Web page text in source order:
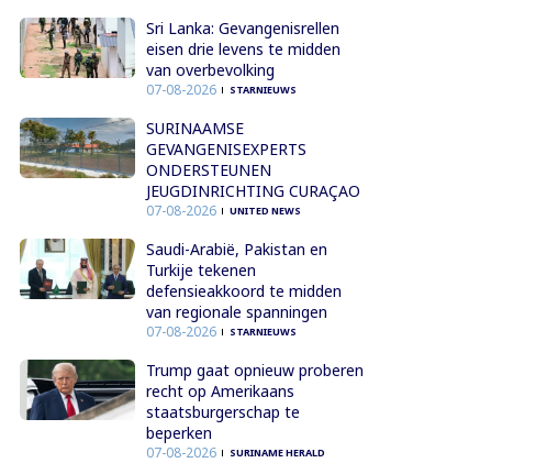
Sri Lanka: Gevangenisrellen
eisen drie levens te midden
van overbevolking
07-08-2026 STARNIEUWS
SURINAAMSE
GEVANGENISEXPERTS
ONDERSTEUNEN
JEUGDINRICHTING CURAÇAO
07-08-2026 UNITED NEWS
Saudi-Arabië, Pakistan en
Turkije tekenen
defensieakkoord te midden
van regionale spanningen
07-08-2026 STARNIEUWS
Trump gaat opnieuw proberen
recht op Amerikaans
staatsburgerschap te
beperken
07-08-2026 SURINAME HERALD